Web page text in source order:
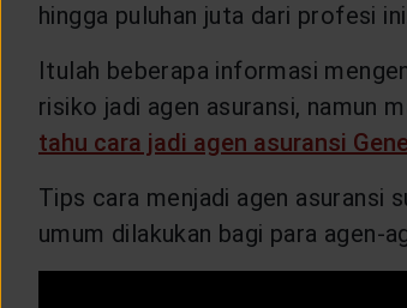
hingga puluhan juta dari profesi
Itulah beberapa informasi
risiko jadi agen asuransi, namun
tahu cara jadi agen asuransi
Tips cara menjadi agen asuransi
umum dilakukan bagi para agen-